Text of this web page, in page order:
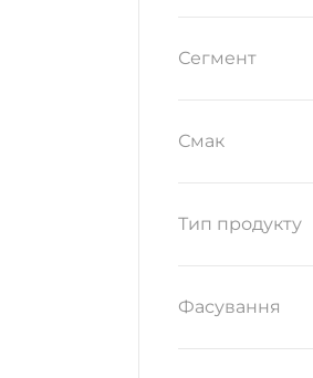
Сегмент
Смак
Тип продукту
Фасування